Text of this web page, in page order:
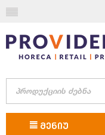
ᲛᲔᲜᲘᲣ